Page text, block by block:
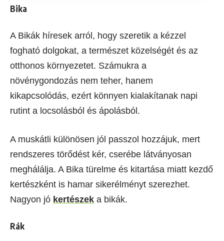
Bika
A Bikák híresek arról, hogy szeretik a kézzel
fogható dolgokat, a természet közelségét és az
otthonos környezetet. Számukra a
növénygondozás nem teher, hanem
kikapcsolódás, ezért könnyen kialakítanak napi
rutint a locsolásból és ápolásból.
A muskátli különösen jól passzol hozzájuk, mert
rendszeres törődést kér, cserébe látványosan
meghálálja. A Bika türelme és kitartása miatt kezdő
kertészként is hamar sikerélményt szerezhet.
Nagyon jó kertészek a bikák.
Rák